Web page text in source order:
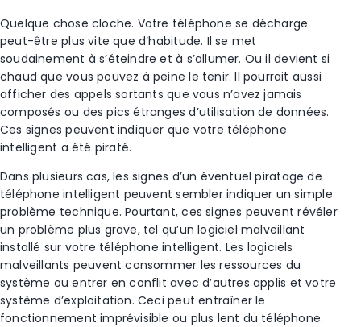
Quelque chose cloche. Votre téléphone se décharge
peut-être plus vite que d’habitude. Il se met
soudainement à s’éteindre et à s’allumer. Ou il devient si
chaud que vous pouvez à peine le tenir. Il pourrait aussi
afficher des appels sortants que vous n’avez jamais
composés ou des pics étranges d’utilisation de données.
Ces signes peuvent indiquer que votre téléphone
intelligent a été piraté.
Dans plusieurs cas, les signes d’un éventuel piratage de
téléphone intelligent peuvent sembler indiquer un simple
problème technique. Pourtant, ces signes peuvent révéler
un problème plus grave, tel qu’un logiciel malveillant
installé sur votre téléphone intelligent. Les logiciels
malveillants peuvent consommer les ressources du
système ou entrer en conflit avec d’autres applis et votre
système d’exploitation. Ceci peut entraîner le
fonctionnement imprévisible ou plus lent du téléphone.